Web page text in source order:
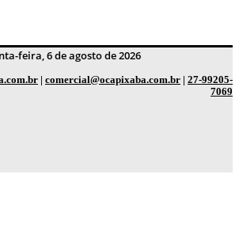
feira, 6 de agosto de 2026
| comercial@ocapixaba.com.br | 27-99205-
7069